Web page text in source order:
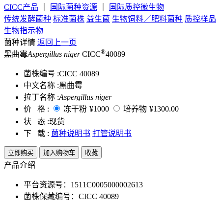
CICC产品
国际菌种资源
国际质控微生物
传统发酵菌种 标准菌株 益生菌 生物饲料／肥料菌种 质控样品
生物指示物
菌种详情 返回上一页
黑曲霉Aspergillus nigerCICC®40089
菌株编号 :CICC 40089
中文名称 :黑曲霉
拉丁名称 :Aspergillus niger
价 格 :
冻干粉 ¥1000 培养物 ¥1300.00
状 态 :现货
下 载 : 菌种说明书 打管说明书
立即购买 加入购物车 收藏
产品介绍
平台资源号：1511C0005000002613
菌株保藏编号：CICC 40089